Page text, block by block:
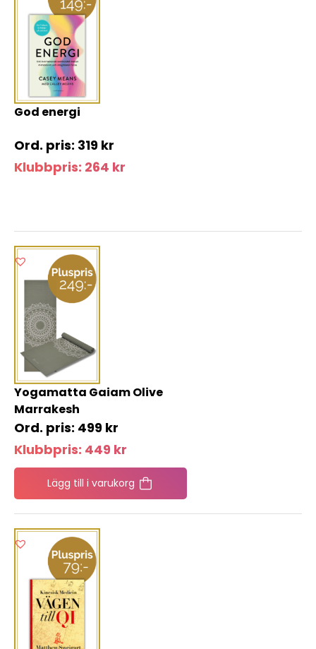
God energi
319 kr
Klubbpris: 264 kr
Yogamatta Gaiam Olive
Marrakesh
499 kr
Klubbpris: 449 kr
Lägg till i varukorg